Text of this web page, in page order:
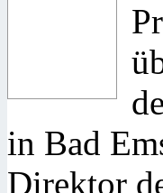
in Bad
Direktor